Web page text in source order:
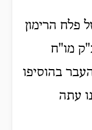
פלח הרימון
מו"ח
בהוסיפו
עתה